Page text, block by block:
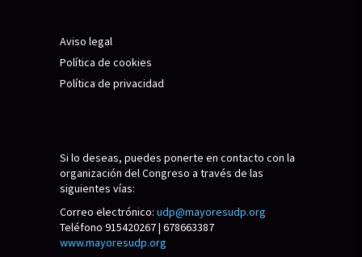
Aviso legal
Política de cookies
Política de privacidad
Si lo deseas, puedes ponerte en contacto con la
organización del Congreso a través de las
siguientes vías:
Correo electrónico: udp@mayoresudp.org
Teléfono 915420267 | 678663387
www.mayoresudp.org